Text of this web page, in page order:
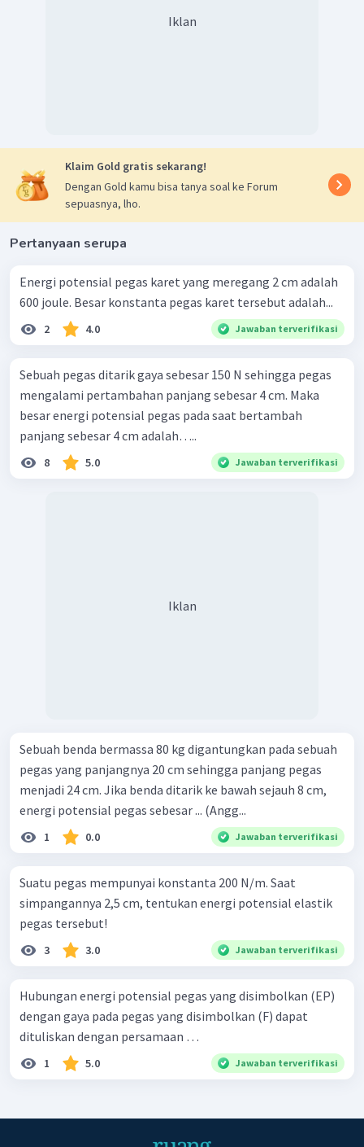
Iklan
Klaim Gold gratis sekarang!
Dengan Gold kamu bisa tanya soal ke Forum
sepuasnya, lho.
Pertanyaan serupa
Energi potensial pegas karet yang meregang 2 cm adalah
600 joule. Besar konstanta pegas karet tersebut adalah...
2 4.0 Jawaban terverifikasi
Sebuah pegas ditarik gaya sebesar 150 N sehingga pegas
mengalami pertambahan panjang sebesar 4 cm. Maka
besar energi potensial pegas pada saat bertambah
panjang sebesar 4 cm adalah…..
8 5.0 Jawaban terverifikasi
Iklan
Sebuah benda bermassa 80 kg digantungkan pada sebuah
pegas yang panjangnya 20 cm sehingga panjang pegas
menjadi 24 cm. Jika benda ditarik ke bawah sejauh 8 cm,
energi potensial pegas sebesar ... (Angg...
1 0.0 Jawaban terverifikasi
Suatu pegas mempunyai konstanta 200 N/m. Saat
simpangannya 2,5 cm, tentukan energi potensial elastik
pegas tersebut!
3 3.0 Jawaban terverifikasi
Hubungan energi potensial pegas yang disimbolkan (EP)
dengan gaya pada pegas yang disimbolkan (F) dapat
dituliskan dengan persamaan …
1 5.0 Jawaban terverifikasi